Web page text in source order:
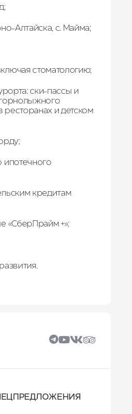
Алтайска, с. Майма;
стоматологию;
ски-пассы и
ресторанах и детском
ипотечного
кредитам
«СберПрайм +»;